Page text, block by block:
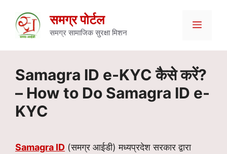
समग्र पोर्टल
समग्र सामाजिक सुरक्षा मिशन
Menu
Samagra ID e-KYC कैसे करें?
– How to Do Samagra ID e-
KYC
Samagra ID (समग्र आईडी) मध्यप्रदेश सरकार द्वारा